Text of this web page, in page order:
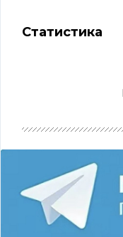
Статистика